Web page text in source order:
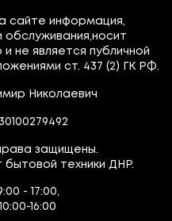
сайте информация,
не является публичной
ст. 437 (2) ГК РФ.
Николаевич
защищены.
техники ДНР.
- 17:00,
10:00-16:00